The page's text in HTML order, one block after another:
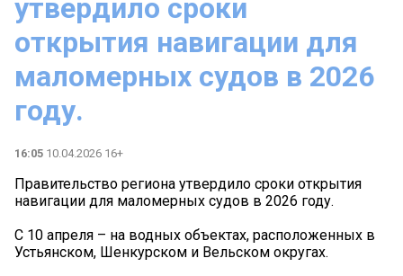
утвердило сроки
открытия навигации для
маломерных судов в 2026
году.
16:05 10.04.2026 16+
Правительство региона утвердило сроки открытия
навигации для маломерных судов в 2026 году.
С 10 апреля – на водных объектах, расположенных в
Устьянском, Шенкурском и Вельском округах.